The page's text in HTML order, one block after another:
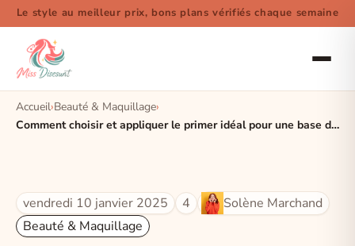
Le style au meilleur prix, bons plans vérifiés chaque semaine
Accueil Beauté & Maquillage
Comment choisir et appliquer le primer idéal pour une base de maquillage parfaite
vendredi 10 janvier 2025 4
Solène Marchand
Beauté & Maquillage